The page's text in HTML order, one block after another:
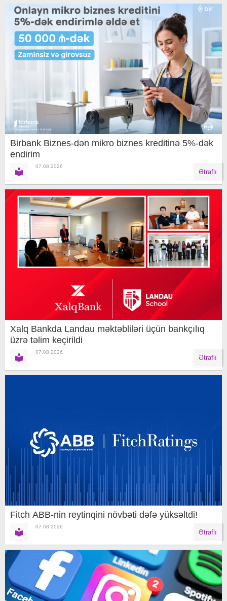
Birbank Biznes-dən mikro biznes kreditinə 5%-dək
endirim
07.08.2026
Ətraflı
Xalq Bankda Landau məktəbliləri üçün bankçılıq
üzrə təlim keçirildi
07.08.2026
Ətraflı
Fitch ABB-nin reytinqini növbəti dəfə yüksəltdi!
07.08.2026
Ətraflı